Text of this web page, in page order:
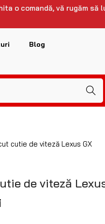
o comandă, vă rugăm să
Blog
Caută
cutie de viteză Lexus GX
de viteză